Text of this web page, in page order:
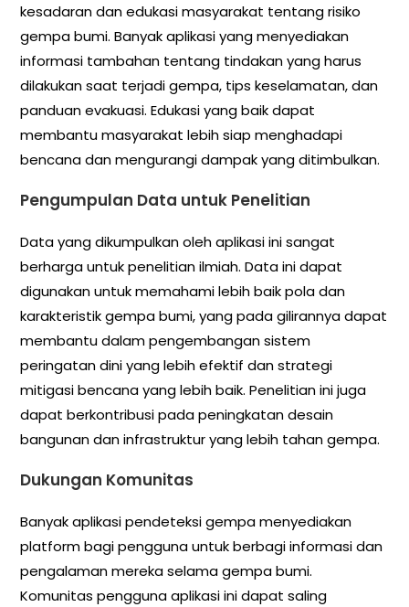
kesadaran dan edukasi masyarakat tentang risiko
gempa bumi. Banyak aplikasi yang menyediakan
informasi tambahan tentang tindakan yang harus
dilakukan saat terjadi gempa, tips keselamatan, dan
panduan evakuasi. Edukasi yang baik dapat
membantu masyarakat lebih siap menghadapi
bencana dan mengurangi dampak yang ditimbulkan.
Pengumpulan Data untuk Penelitian
Data yang dikumpulkan oleh aplikasi ini sangat
berharga untuk penelitian ilmiah. Data ini dapat
digunakan untuk memahami lebih baik pola dan
karakteristik gempa bumi, yang pada gilirannya dapat
membantu dalam pengembangan sistem
peringatan dini yang lebih efektif dan strategi
mitigasi bencana yang lebih baik. Penelitian ini juga
dapat berkontribusi pada peningkatan desain
bangunan dan infrastruktur yang lebih tahan gempa.
Dukungan Komunitas
Banyak aplikasi pendeteksi gempa menyediakan
platform bagi pengguna untuk berbagi informasi dan
pengalaman mereka selama gempa bumi.
Komunitas pengguna aplikasi ini dapat saling